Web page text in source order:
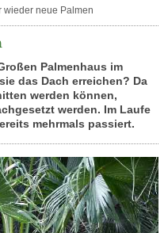
wieder neue Palmen
Palmenhaus im
das Dach erreichen? Da
werden können,
werden. Im Laufe
mehrmals passiert.